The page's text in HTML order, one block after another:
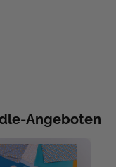
Angeboten